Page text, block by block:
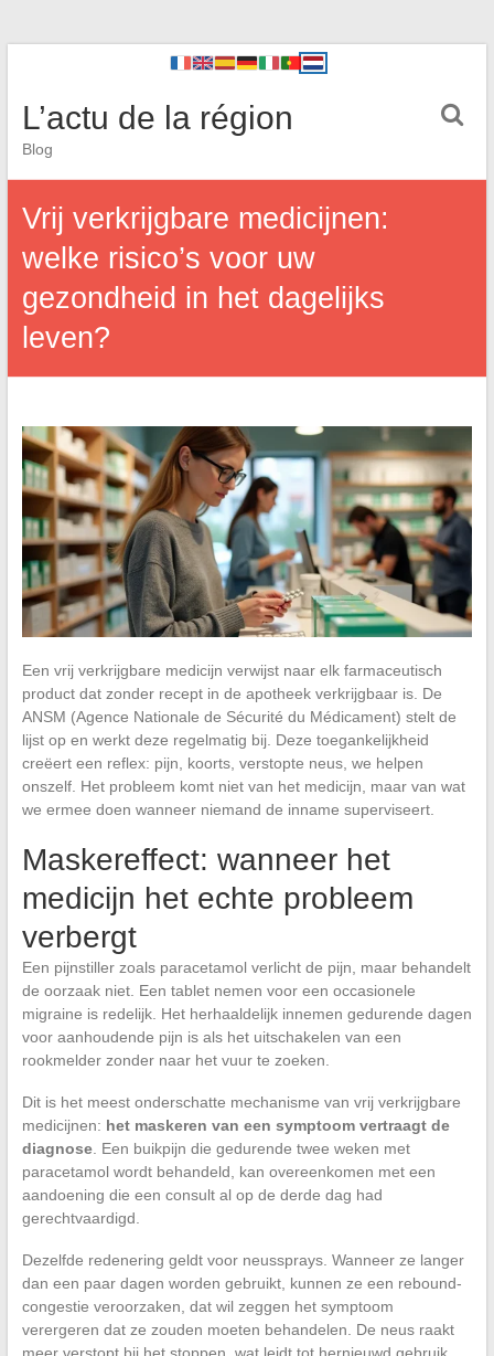
L’actu de la région
Blog
Vrij verkrijgbare medicijnen:
welke risico’s voor uw
gezondheid in het dagelijks
leven?
Een vrij verkrijgbare medicijn verwijst naar elk farmaceutisch
product dat zonder recept in de apotheek verkrijgbaar is. De
ANSM (Agence Nationale de Sécurité du Médicament) stelt de
lijst op en werkt deze regelmatig bij. Deze toegankelijkheid
creëert een reflex: pijn, koorts, verstopte neus, we helpen
onszelf. Het probleem komt niet van het medicijn, maar van wat
we ermee doen wanneer niemand de inname superviseert.
Maskereffect: wanneer het
medicijn het echte probleem
verbergt
Een pijnstiller zoals paracetamol verlicht de pijn, maar behandelt
de oorzaak niet. Een tablet nemen voor een occasionele
migraine is redelijk. Het herhaaldelijk innemen gedurende dagen
voor aanhoudende pijn is als het uitschakelen van een
rookmelder zonder naar het vuur te zoeken.
Dit is het meest onderschatte mechanisme van vrij verkrijgbare
medicijnen: het maskeren van een symptoom vertraagt de
diagnose. Een buikpijn die gedurende twee weken met
paracetamol wordt behandeld, kan overeenkomen met een
aandoening die een consult al op de derde dag had
gerechtvaardigd.
Dezelfde redenering geldt voor neussprays. Wanneer ze langer
dan een paar dagen worden gebruikt, kunnen ze een rebound-
congestie veroorzaken, dat wil zeggen het symptoom
verergeren dat ze zouden moeten behandelen. De neus raakt